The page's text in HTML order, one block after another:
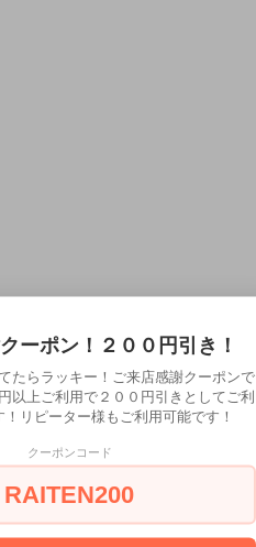
ーポン！２００円引き！
たらラッキー！ご来店感謝クーポンで
以上ご利用で２００円引きとしてご利
リピーター様もご利用可能です！
クーポンコード
RAITEN200